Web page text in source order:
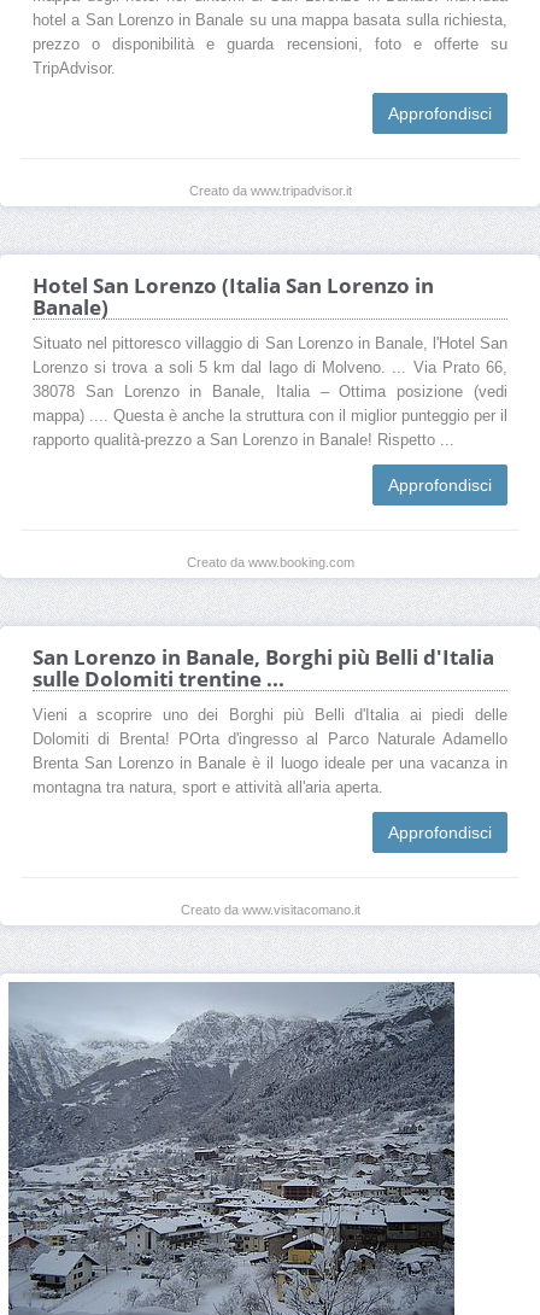
hotel a San Lorenzo in Banale su una mappa basata sulla richiesta,
prezzo o disponibilità e guarda recensioni, foto e offerte su
TripAdvisor.
Approfondisci
Creato da www.tripadvisor.it
Hotel San Lorenzo (Italia San Lorenzo in
Banale)
Situato nel pittoresco villaggio di San Lorenzo in Banale, l'Hotel San
Lorenzo si trova a soli 5 km dal lago di Molveno. ... Via Prato 66,
38078 San Lorenzo in Banale, Italia – Ottima posizione (vedi
mappa) .... Questa è anche la struttura con il miglior punteggio per il
rapporto qualità-prezzo a San Lorenzo in Banale! Rispetto ...
Approfondisci
Creato da www.booking.com
San Lorenzo in Banale, Borghi più Belli d'Italia
sulle Dolomiti trentine ...
Vieni a scoprire uno dei Borghi più Belli d'Italia ai piedi delle
Dolomiti di Brenta! POrta d'ingresso al Parco Naturale Adamello
Brenta San Lorenzo in Banale è il luogo ideale per una vacanza in
montagna tra natura, sport e attività all'aria aperta.
Approfondisci
Creato da www.visitacomano.it